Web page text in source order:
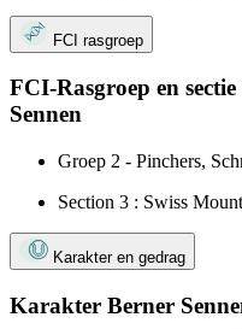
FCI rasgroep
FCI-Rasgroep en
Sennen
Groep 2 - Pinchers,
Section 3 : Swiss
Karakter en gedrag
Karakter Berner